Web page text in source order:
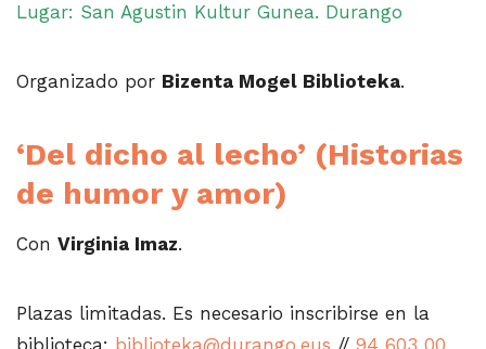
Lugar: San Agustin Kultur Gunea. Durango
Organizado por Bizenta Mogel Biblioteka.
‘Del dicho al lecho’ (Historias
de humor y amor)
Con Virginia Imaz.
Plazas limitadas. Es necesario inscribirse en la